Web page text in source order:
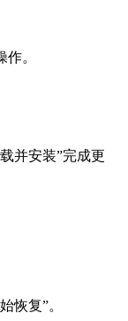
。
并安装”完成更
恢复”。